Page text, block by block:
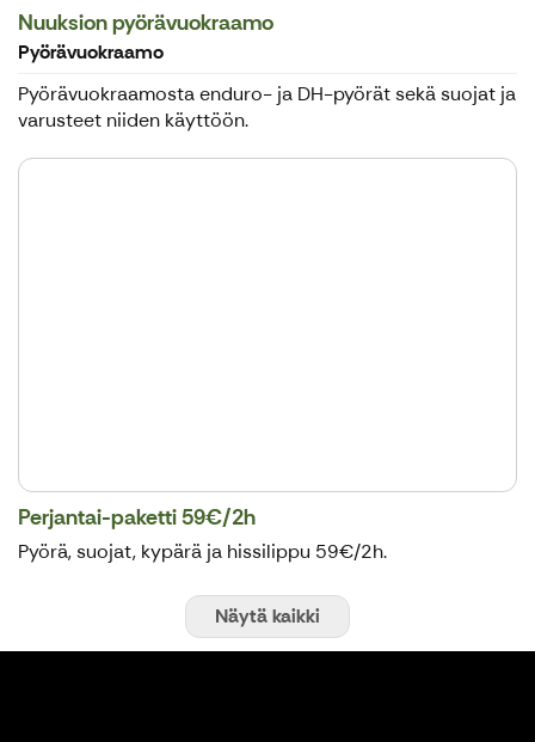
Nuuksion pyörävuokraamo
Pyörävuokraamo
Pyörävuokraamosta enduro- ja DH-pyörät sekä suojat ja
varusteet niiden käyttöön.
Perjantai-paketti 59€/2h
Pyörä, suojat, kypärä ja hissilippu 59€/2h.
Näytä kaikki